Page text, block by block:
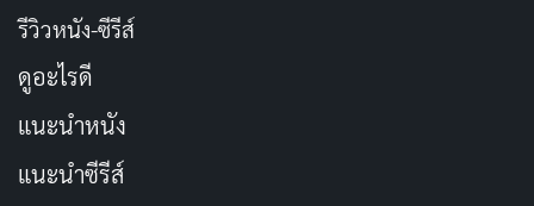
รีวิวหนัง-ซีรีส์
ดูอะไรดี
แนะนำหนัง
แนะนำซีรีส์